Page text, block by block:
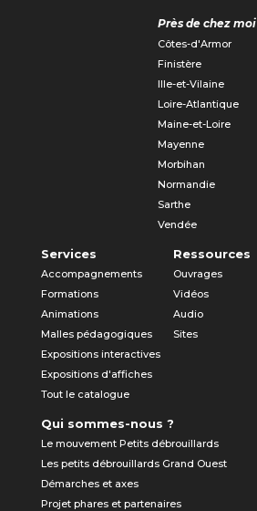
Près de chez moi
Côtes-d'Armor
Finistère
Ille-et-Vilaine
Loire-Atlantique
Maine-et-Loire
Mayenne
Morbihan
Normandie
Sarthe
Vendée
Services
Accompagnements
Formations
Animations
Malles pédagogiques
Expositions interactives
Expositions d'affiches
Tout le catalogue
Ressources
Ouvrages
Vidéos
Audio
Sites
Qui sommes-nous ?
Le mouvement Petits débrouillards
Les petits débrouillards Grand Ouest
Démarches et axes
Projet phares et partenaires